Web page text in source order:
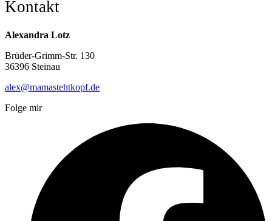
Kontakt
Alexandra Lotz
Brüder-Grimm-Str. 130
36396 Steinau
alex@mamastehtkopf.de
Folge mir